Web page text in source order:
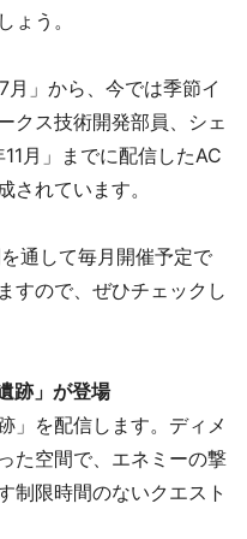
ょう。
」から、今では季節イ
クス技術開発部員、シェ
月」までに配信したAC
されています。
通して毎月開催予定で
すので、ぜひチェックし
跡」が登場
」を配信します。ディメ
た空間で、エネミーの撃
制限時間のないクエスト